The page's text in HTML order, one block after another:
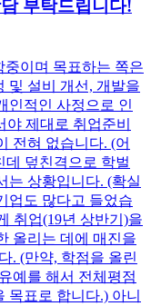
부탁드립니다!
중이며 목표하는 쪽은
및 설비 개선, 개발을
인적인 사정으로 인
제대로 취업준비
전혀 없습니다. (어
데 덮친격으로 학벌
는 상황입니다. (확실
업도 많다고 들었습
취업(19년 상반기)을
올리는 데에 매진을
. (만약, 학점을 올린
예를 해서 전체평점
목표로 합니다.) 아니